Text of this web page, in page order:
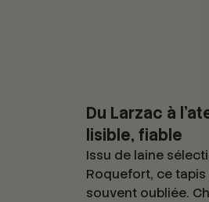
Du Larzac à
lisible, fiable
Issu de laine
Roquefort, ce
souvent oubliée.